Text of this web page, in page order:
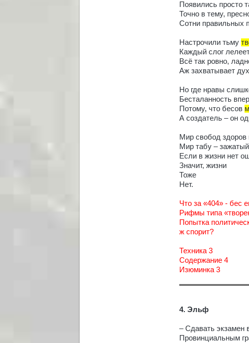
Появились просто
Точно в тему,
Сотни правильных
Настрочили тьму
Каждый слог
Всё так ровно,
Аж захватывает
Но где нравы
Бесталанность
Потому, что бесов
А создатель – он
Мир свобод здоров
Мир табу –
Если в жизни нет
Значит, жизни
Тоже
Нет.
Что за «404» - бес
Рифмы типа
Попытка
ж спорит?
Техника 3
Содержание 4
Изюминка 3
4. Эльф
– Сдавать экзамен
Провинциальным